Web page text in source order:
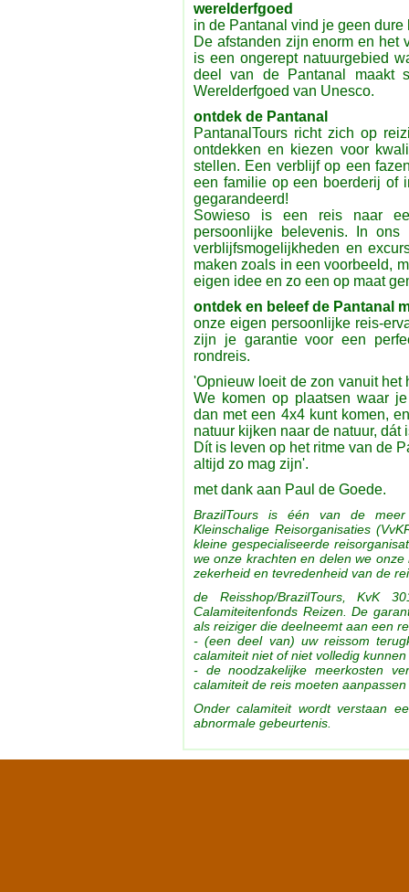
werelderfgoed
in de Pantanal vind je geen
De afstanden zijn enorm en het
is een ongerept natuurgebied
deel van de Pantanal maakt
Werelderfgoed van Unesco.
ontdek de Pantanal
PantanalTours richt zich op
ontdekken en kiezen voor
stellen. Een verblijf op een
een familie op een boerderij of
gegarandeerd!
Sowieso is een reis naar
persoonlijke belevenis. In
verblijfsmogelijkheden en
maken zoals in een voorbeeld,
eigen idee en zo een op maat
ontdek en beleef de Pantanal
onze eigen persoonlijke reis-
zijn je garantie voor een
rondreis.
'Opnieuw loeit de zon vanuit het
We komen op plaatsen waar
dan met een 4x4 kunt komen,
natuur kijken naar de natuur, dát
Dít is leven op het ritme van de
altijd zo mag zijn'.
met dank aan Paul de Goede.
BrazilTours is één van de
Kleinschalige Reisorganisaties
kleine gespecialiseerde
we onze krachten en delen we
zekerheid en tevredenheid van de
de Reisshop/BrazilTours, KvK
Calamiteitenfonds Reizen. De
als reiziger die deelneemt aan een
- (een deel van) uw reissom
calamiteit niet of niet volledig
- de noodzakelijke meerkosten
calamiteit de reis moeten
Onder calamiteit wordt verstaan
abnormale gebeurtenis.